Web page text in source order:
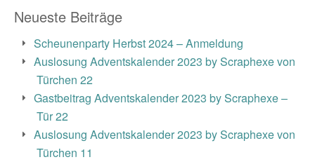
Neueste Beiträge
Scheunenparty Herbst 2024 – Anmeldung
Auslosung Adventskalender 2023 by Scraphexe von
Türchen 22
Gastbeitrag Adventskalender 2023 by Scraphexe –
Tür 22
Auslosung Adventskalender 2023 by Scraphexe von
Türchen 11